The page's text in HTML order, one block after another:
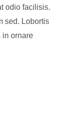
odio facilisis.
sed. Lobortis
in ornare